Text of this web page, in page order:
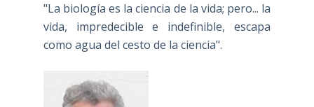
"La biología es la ciencia de la vida; pero... la
vida, impredecible e indefinible, escapa
como agua del cesto de la ciencia".